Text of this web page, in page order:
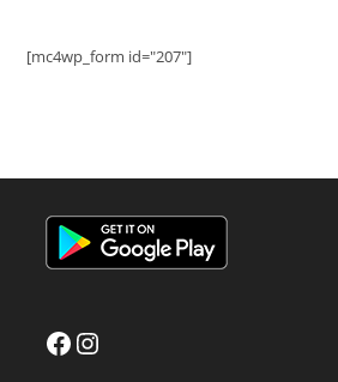
[mc4wp_form id="207"]
FacebookInstagram